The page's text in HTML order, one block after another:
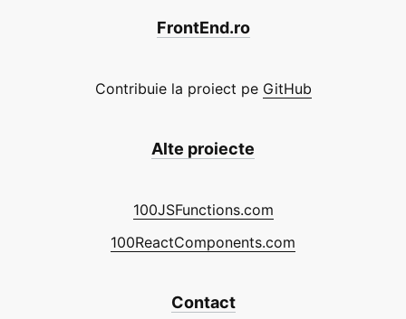
FrontEnd.ro
Contribuie la proiect pe GitHub
Alte proiecte
100JSFunctions.com
100ReactComponents.com
Contact